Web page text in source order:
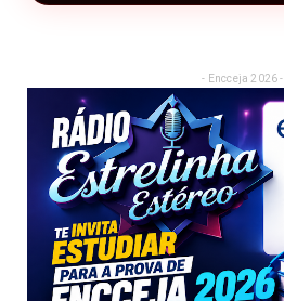
- Encceja 2026 -